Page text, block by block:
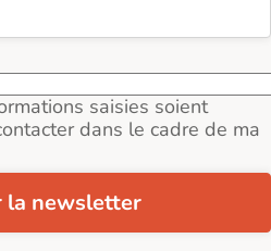
saisies soient
dans le cadre de ma
la newsletter